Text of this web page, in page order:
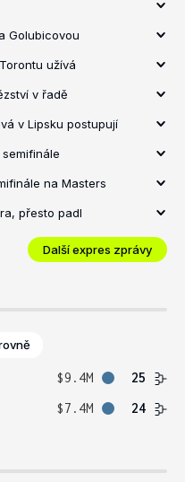
Golubicovou
užívá
v řadě
v Lipsku postupují
na Masters
přesto padl
Další expres zprávy
$9.4M
25
$7.4M 24